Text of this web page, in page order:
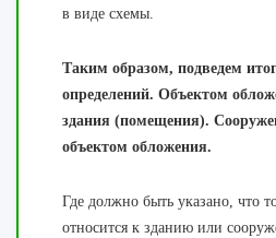
в виде схемы.
Таким образом, подведем
определений. Объектом
здания (помещения).
объектом обложения.
Где должно быть указано, что
относится к зданию или